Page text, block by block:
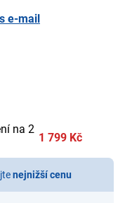
e-mail
na 2
1 799 Kč
nejnižší cenu